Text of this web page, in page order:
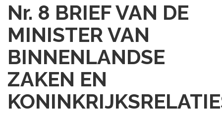
Nr. 8 BRIEF VAN DE
MINISTER VAN
BINNENLANDSE
ZAKEN EN